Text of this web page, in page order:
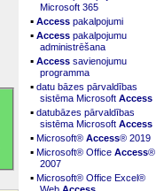
Microsoft 365
▪ Access pakalpojumi
▪ Access pakalpojumu
administrēšana
▪ Access savienojumu
programma
▪ datu bāzes pārvaldības
sistēma Microsoft Access
▪ datubāzes pārvaldības
sistēma Microsoft Access
▪ Microsoft® Access® 2019
▪ Microsoft® Office Access®
2007
▪ Microsoft® Office Excel®